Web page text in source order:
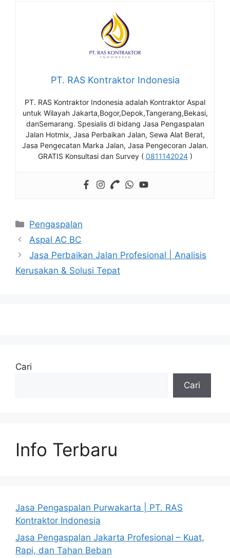
PT. RAS Kontraktor Indonesia
PT. RAS Kontraktor Indonesia adalah Kontraktor Aspal
untuk Wilayah Jakarta,Bogor,Depok,Tangerang,Bekasi,
danSemarang. Spesialis di bidang Jasa Pengaspalan
Jalan Hotmix, Jasa Perbaikan Jalan, Sewa Alat Berat,
Jasa Pengecatan Marka Jalan, Jasa Pengecoran Jalan.
GRATIS Konsultasi dan Survey ( 0811142024)
Kategori
Pengaspalan
Aspal AC BC
Jasa Perbaikan Jalan Profesional | Analisis
Kerusakan & Solusi Tepat
Cari
Cari
Info Terbaru
Jasa Pengaspalan Purwakarta | PT. RAS
Kontraktor Indonesia
Jasa Pengaspalan Jakarta Profesional – Kuat,
Rapi, dan Tahan Beban